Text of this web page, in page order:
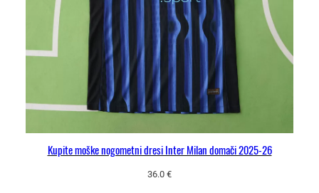
Kupite moške nogometni dresi Inter Milan domači 2025-26
36.0 €